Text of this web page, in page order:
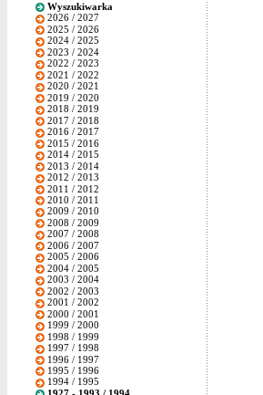
Wyszukiwarka
2026 / 2027
2025 / 2026
2024 / 2025
2023 / 2024
2022 / 2023
2021 / 2022
2020 / 2021
2019 / 2020
2018 / 2019
2017 / 2018
2016 / 2017
2015 / 2016
2014 / 2015
2013 / 2014
2012 / 2013
2011 / 2012
2010 / 2011
2009 / 2010
2008 / 2009
2007 / 2008
2006 / 2007
2005 / 2006
2004 / 2005
2003 / 2004
2002 / 2003
2001 / 2002
2000 / 2001
1999 / 2000
1998 / 1999
1997 / 1998
1996 / 1997
1995 / 1996
1994 / 1995